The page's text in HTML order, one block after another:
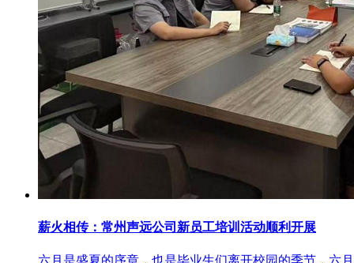
薪火相传：常州声远公司新员工培训活动顺利开展
六月是盛夏的序章，也是毕业生们离开校园的季节，六